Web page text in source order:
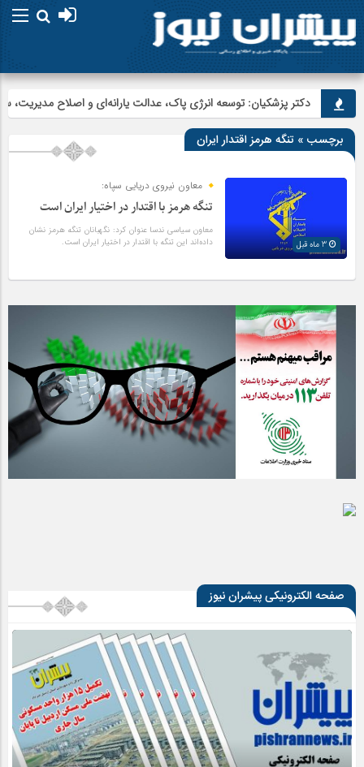
دکتر پزشکیان: توسعه انرژی پاک، عدالت یارانه‌ای و اصلاح
برچسب » تنگه هرمز اقتدار ایران
معاون نیروی دریایی سپاه:
تنگه هرمز با اقتدار در اختیار ایران است
معاون سیاسی ندسا عنوان کرد: نگهبانان تنگه هرمز نشان
داده‌اند این تنگه با اقتدار در اختیار ایران است.
صفحه الکترونیکی پیشران نیوز